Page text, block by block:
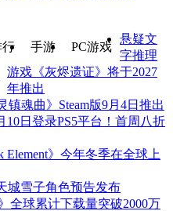
行 手游 PC游戏
悬疑文
字推理
游戏《灰烬遗证》将于2027
年推出
魂曲》Steam版9月4日推出
10日登录PS5平台！首周八折
Element》今年冬季在全球上
城雪子角色预告发布
全球累计下载量突破2000万